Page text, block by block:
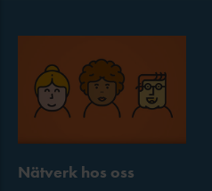
Nätverk hos oss